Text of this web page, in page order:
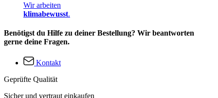
Wir arbeiten
klimabewusst.
Benötigst du Hilfe zu deiner Bestellung? Wir beantworten
gerne deine Fragen.
Kontakt
Geprüfte Qualität
Sicher und vertraut einkaufen